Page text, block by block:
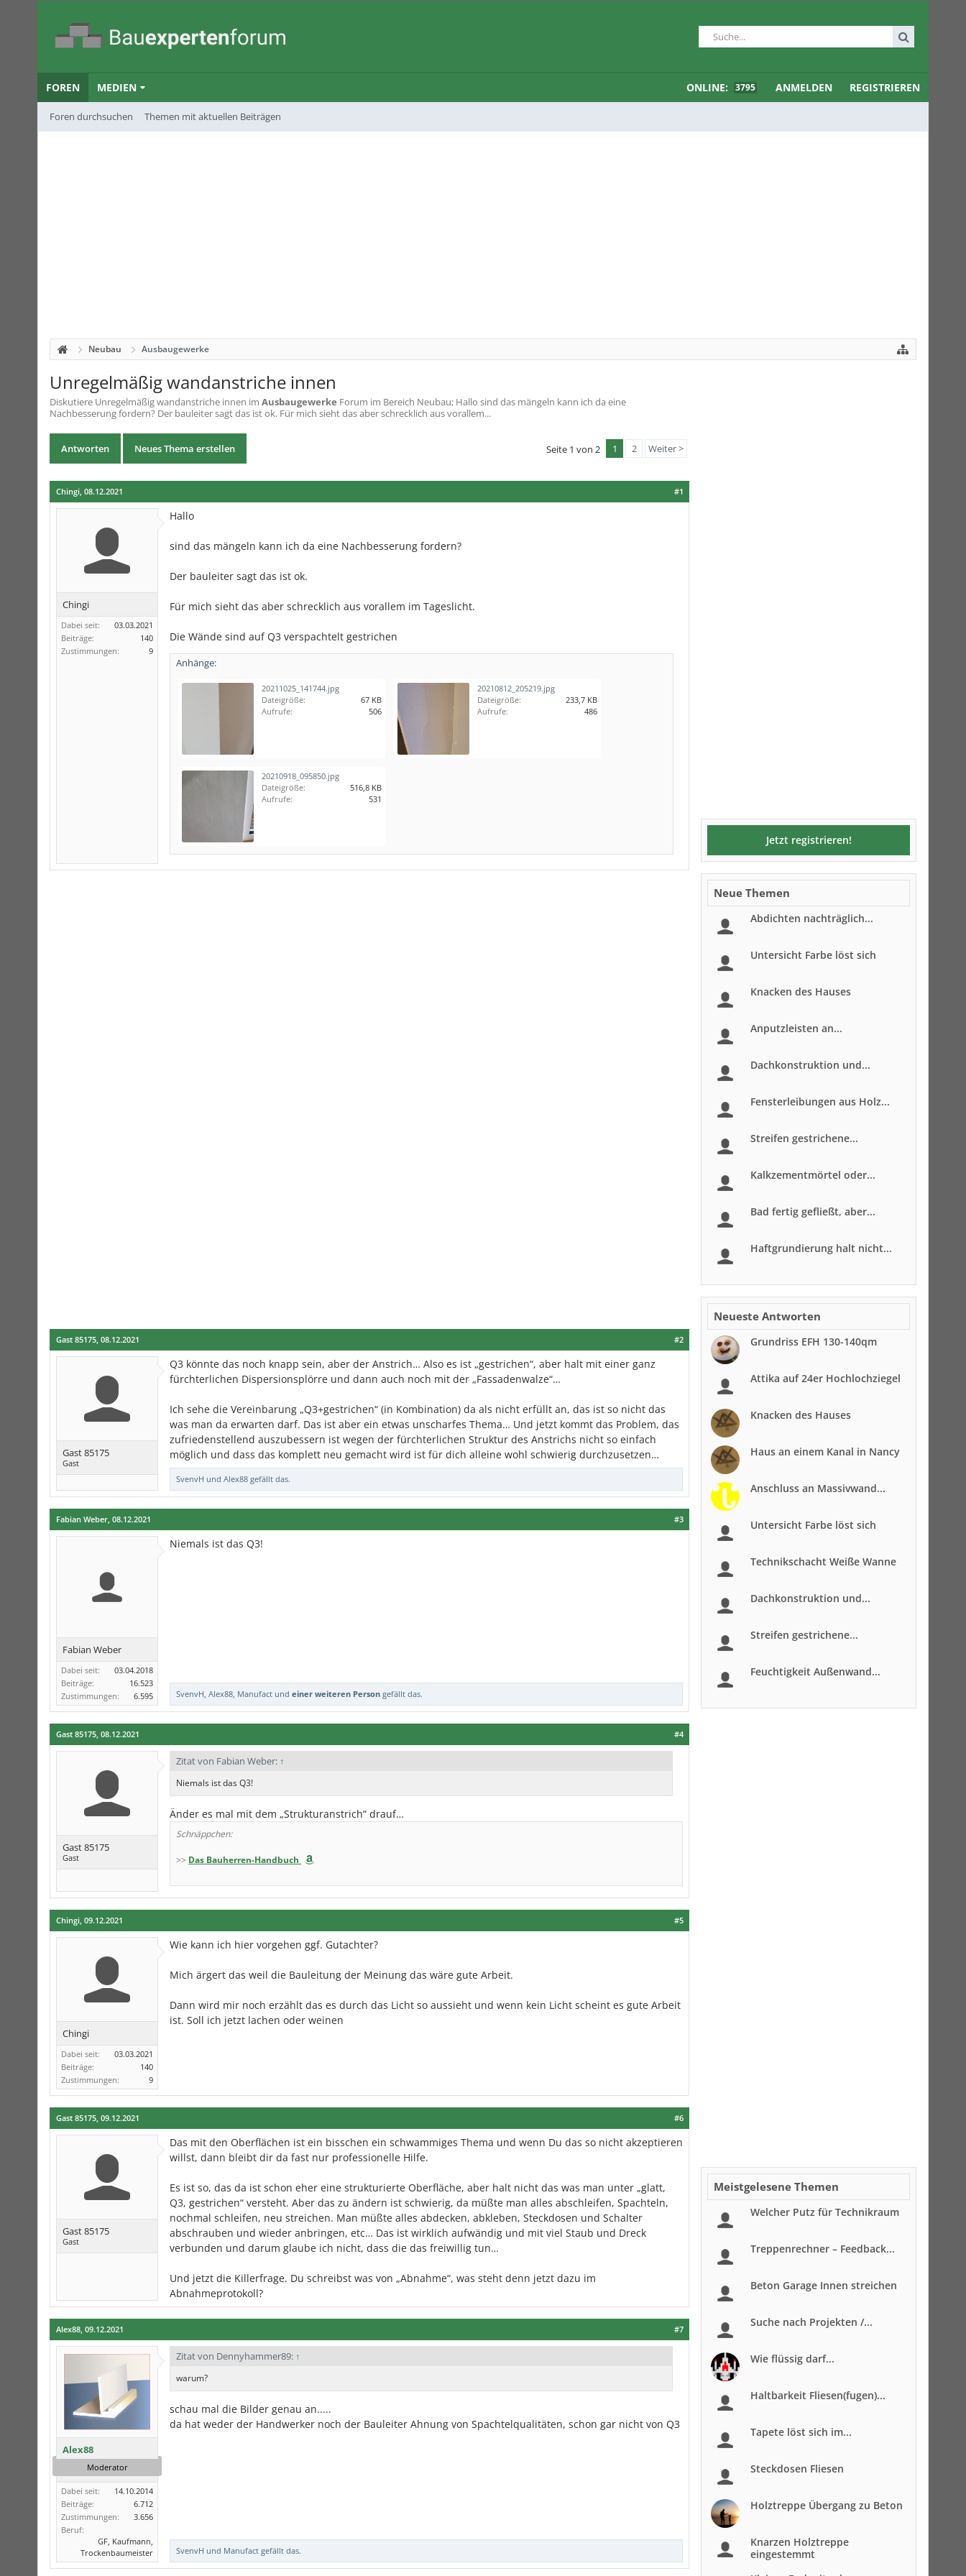
FOREN
Foren durchsuchen Themen mit aktuellen Beiträgen
MEDIEN ONLINE: 3795 ANMELDEN REGISTRIEREN
Neubau Ausbaugewerke
Unregelmäßig wandanstriche innen
Diskutiere Unregelmäßig wandanstriche innen im Ausbaugewerke Forum im Bereich Neubau; Hallo sind das mängeln kann ich da eine
Nachbesserung fordern? Der bauleiter sagt das ist ok. Für mich sieht das aber schrecklich aus vorallem...
Antworten Neues Thema erstellen Seite 1 von 2 1 2 Weiter >
#1
Chingi, 08.12.2021
Chingi
Dabei seit:
03.03.2021
Beiträge:
140
Zustimmungen:
9
Hallo
sind das mängeln kann ich da eine Nachbesserung fordern?
Der bauleiter sagt das ist ok.
Für mich sieht das aber schrecklich aus vorallem im Tageslicht.
Die Wände sind auf Q3 verspachtelt gestrichen
Anhänge:
20211025_141744.jpg
Dateigröße:
67 KB
Aufrufe:
506
20210812_205219.jpg
Dateigröße:
233,7 KB
Aufrufe:
486
20210918_095850.jpg
Dateigröße:
516,8 KB
Aufrufe:
531
#2
Gast 85175, 08.12.2021
Gast 85175
Gast
Q3 könnte das noch knapp sein, aber der Anstrich… Also es ist „gestrichen“, aber halt mit einer ganz
fürchterlichen Dispersionsplörre und dann auch noch mit der „Fassadenwalze“…
Ich sehe die Vereinbarung „Q3+gestrichen“ (in Kombination) da als nicht erfüllt an, das ist so nicht das
was man da erwarten darf. Das ist aber ein etwas unscharfes Thema… Und jetzt kommt das Problem, das
zufriedenstellend auszubessern ist wegen der fürchterlichen Struktur des Anstrichs nicht so einfach
möglich und dass das komplett neu gemacht wird ist für dich alleine wohl schwierig durchzusetzen…
SvenvH und Alex88 gefällt das.
#3
Fabian Weber, 08.12.2021
Fabian Weber
Dabei seit:
03.04.2018
Beiträge:
16.523
Zustimmungen:
6.595
Niemals ist das Q3!
SvenvH, Alex88, Manufact und einer weiteren Person gefällt das.
#4
Gast 85175, 08.12.2021
Gast 85175
Gast
Zitat von Fabian Weber: ↑
Niemals ist das Q3!
Änder es mal mit dem „Strukturanstrich“ drauf…
Schnäppchen:
>> Das Bauherren-Handbuch
#5
Chingi, 09.12.2021
Chingi
Dabei seit:
03.03.2021
Beiträge:
140
Zustimmungen:
9
Wie kann ich hier vorgehen ggf. Gutachter?
Mich ärgert das weil die Bauleitung der Meinung das wäre gute Arbeit.
Dann wird mir noch erzählt das es durch das Licht so aussieht und wenn kein Licht scheint es gute Arbeit
ist. Soll ich jetzt lachen oder weinen
#6
Gast 85175, 09.12.2021
Gast 85175
Gast
Das mit den Oberflächen ist ein bisschen ein schwammiges Thema und wenn Du das so nicht akzeptieren
willst, dann bleibt dir da fast nur professionelle Hilfe.
Es ist so, das da ist schon eher eine strukturierte Oberfläche, aber halt nicht das was man unter „glatt,
Q3, gestrichen“ versteht. Aber das zu ändern ist schwierig, da müßte man alles abschleifen, Spachteln,
nochmal schleifen, neu streichen. Man müßte alles abdecken, abkleben, Steckdosen und Schalter
abschrauben und wieder anbringen, etc… Das ist wirklich aufwändig und mit viel Staub und Dreck
verbunden und darum glaube ich nicht, dass die das freiwillig tun…
Und jetzt die Killerfrage. Du schreibst was von „Abnahme“, was steht denn jetzt dazu im
Abnahmeprotokoll?
#7
Alex88, 09.12.2021
Alex88
Moderator
Dabei seit:
14.10.2014
Beiträge:
6.712
Zustimmungen:
3.656
Beruf:
GF, Kaufmann,
Trockenbaumeister
Zitat von Dennyhammer89: ↑
warum?
schau mal die Bilder genau an.....
da hat weder der Handwerker noch der Bauleiter Ahnung von Spachtelqualitäten, schon gar nicht von Q3
SvenvH und Manufact gefällt das.
Jetzt registrieren!
Neue Themen
Abdichten nachträglich...
Untersicht Farbe löst sich
Knacken des Hauses
Anputzleisten an...
Dachkonstruktion und...
Fensterleibungen aus Holz...
Streifen gestrichene...
Kalkzementmörtel oder...
Bad fertig gefließt, aber...
Haftgrundierung halt nicht...
Neueste Antworten
Grundriss EFH 130-140qm
Attika auf 24er Hochlochziegel
Knacken des Hauses
Haus an einem Kanal in Nancy
Anschluss an Massivwand...
Untersicht Farbe löst sich
Technikschacht Weiße Wanne
Dachkonstruktion und...
Streifen gestrichene...
Feuchtigkeit Außenwand...
Meistgelesene Themen
Welcher Putz für Technikraum
Treppenrechner – Feedback...
Beton Garage Innen streichen
Suche nach Projekten /...
Wie flüssig darf...
Haltbarkeit Fliesen(fugen)...
Tapete löst sich im...
Steckdosen Fliesen
Holztreppe Übergang zu Beton
Knarzen Holztreppe
eingestemmt